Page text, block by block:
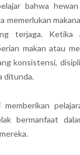
bahwa
memerlukan
terjaga. Ketika
makan atau
konsistensi,
ditunda.
memberikan
bermanfaat